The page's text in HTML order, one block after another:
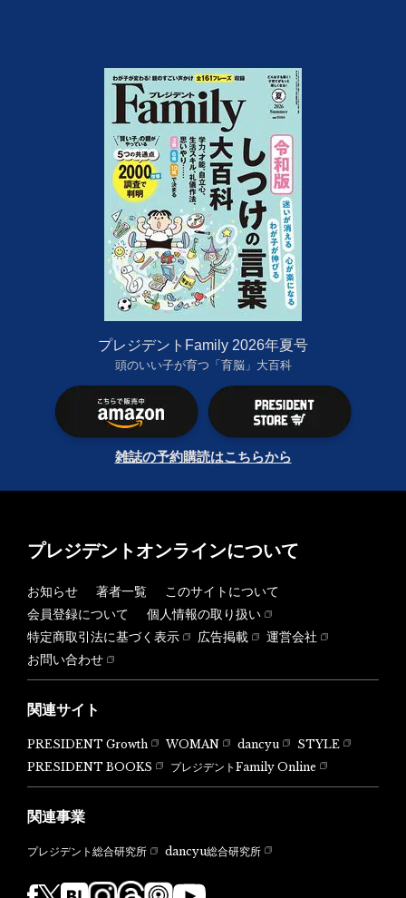
プレジデントFamily 2026年夏号
頭のいい子が育つ「育脳」大百科
雑誌の予約購読はこちらから
プレジデントオンラインについて
お知らせ 著者一覧
このサイトについて
会員登録について
個人情報の取り扱い
特定商取引法に基づく表示
広告掲載
運営会社
お問い合わせ
関連サイト
PRESIDENT Growth WOMAN dancyu
STYLE
PRESIDENT BOOKS
プレジデントFamily Online
関連事業
プレジデント総合研究所 dancyu総合研究所